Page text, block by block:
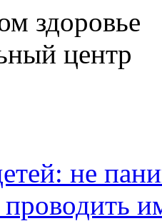
здоровье
центр
не